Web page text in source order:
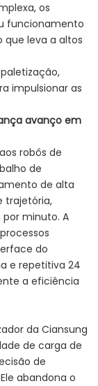
os
funcionamento
que leva a altos
avanço em
robôs de
de
de alta
trajetória,
minuto. A
do
e repetitiva 24
a eficiência
da Ciansung
de carga de
de
abandona o